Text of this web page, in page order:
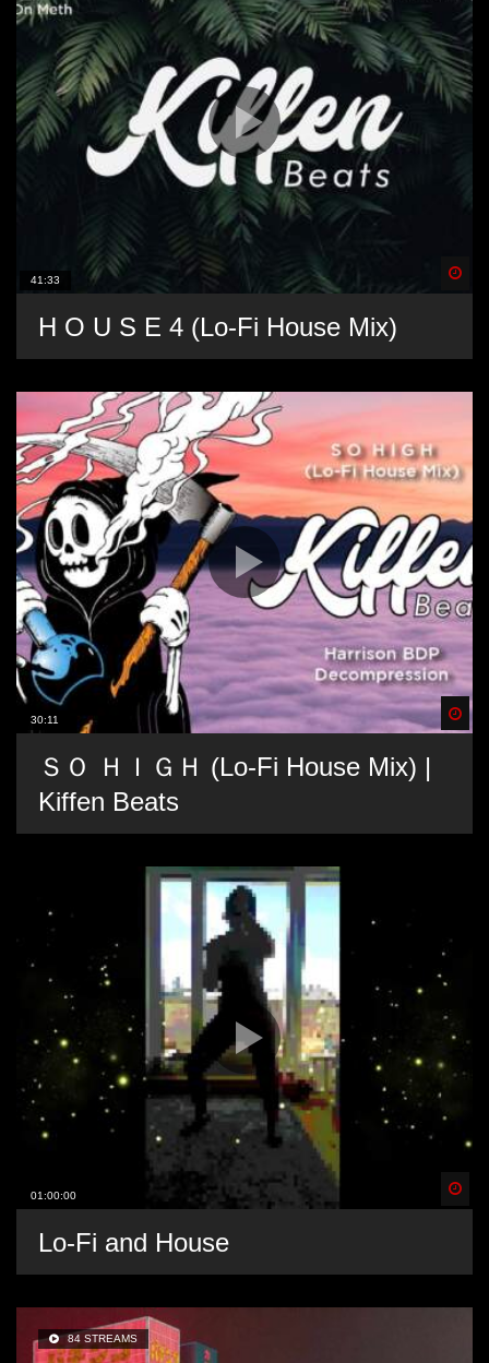
41:33
H O U S E 4 (Lo-Fi House Mix)
30:11
ＳＯ ＨＩＧＨ (Lo-Fi House Mix) |
Kiffen Beats
01:00:00
Lo-Fi and House
84 STREAMS